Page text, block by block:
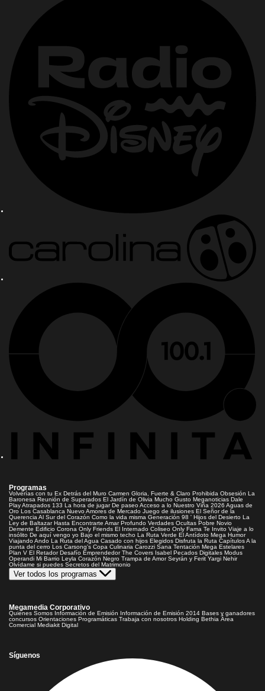
Programas
Volverías con tu Ex Detrás del Muro Carmen Gloria, Fuerte & Claro Prohibida Obsesión La
Baronesa Reunión de Superados El Jardín de Olivia Mucho Gusto Meganoticias Dale
PlayAtrapados 133 La hora de jugar De paseoAcceso a lo Nuestro Viña 2026 Aguas de
Oro Los Casablanca Nuevo Amores de Mercado Juego de ilusiones El Señor de la
Querencia Al Sur del Corazón Como la vida misma Generación 98 ' Hijos del Desierto La
Ley de Baltazar Hasta Encontrarte Amar Profundo Verdades Ocultas Pobre Novio
Demente Edificio Corona Only Friends El Internado Coliseo Only Fama Te Invito Viaje a lo
insólito De aquí vengo yo Bajo el mismo techo La Ruta Verde El Antídoto Mega Humor
Viajando Ando La Ruta del Agua Casado con hijos Elegidos Disfruta la Ruta CapítulosA la
punta del cerro Los Carsong's Copa Culinaria Carozzi Sana Tentación Mega Estelares
Plan V El Retador Desafío Emprendedor The Covers Isabel Pecados Digitales Modus
Operandi Mi Barrio Leyla Corazón Negro Trampa de Amor Seyrán y Ferit Yargi Nehir
Olvídame si puedes Secretos del Matrimonio
Ver todos los programas
Megamedia Corporativo
Quienes Somos Información de Emisión Información de Emisión 2014 Bases y ganadores
concursos Orientaciones Programáticas Trabaja con nosotros Holding Bethia Área
Comercial Mediakit Digital
Síguenos